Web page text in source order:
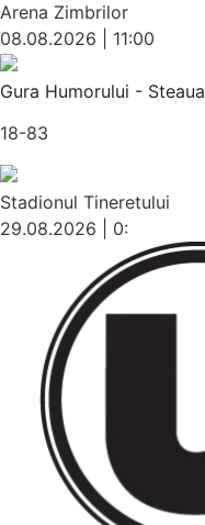
Arena Zimbrilor
08.08.2026 | 11:00
Gura Humorului - Steaua
18-83
Stadionul Tineretului
29.08.2026 | 0: